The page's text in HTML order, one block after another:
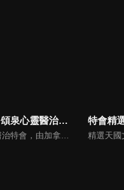
特會精選 頌泉心靈醫治特會
頌泉心靈醫治特會，由加拿大LEO牧師主講如何聆聽神的聲音系列，四堂課分別為：一、親密的呼喚 二、安靜與異象 三、即時的靈感與屬靈日誌 四、成為神的朋友。